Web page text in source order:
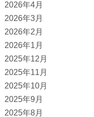
2026年4月
2026年3月
2026年2月
2026年1月
2025年12月
2025年11月
2025年10月
2025年9月
2025年8月